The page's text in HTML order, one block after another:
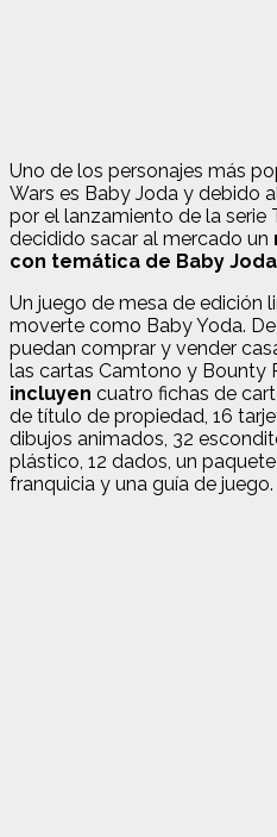
Uno de los personajes más
Wars es Baby Joda y debido
por el lanzamiento de la serie
decidido sacar al mercado un
con temática de Baby
Un juego de mesa de edición
moverte como Baby Yoda.
puedan comprar y vender
las cartas Camtono y Bounty
incluyen cuatro fichas de
de título de propiedad, 16
dibujos animados, 32
plástico, 12 dados, un
franquicia y una guía de juego.